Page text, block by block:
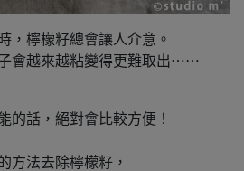
，檸檬籽總會讓人介意。
會越來越粘變得更難取出⋯⋯
的話，絕對會比較方便！
方法去除檸檬籽，